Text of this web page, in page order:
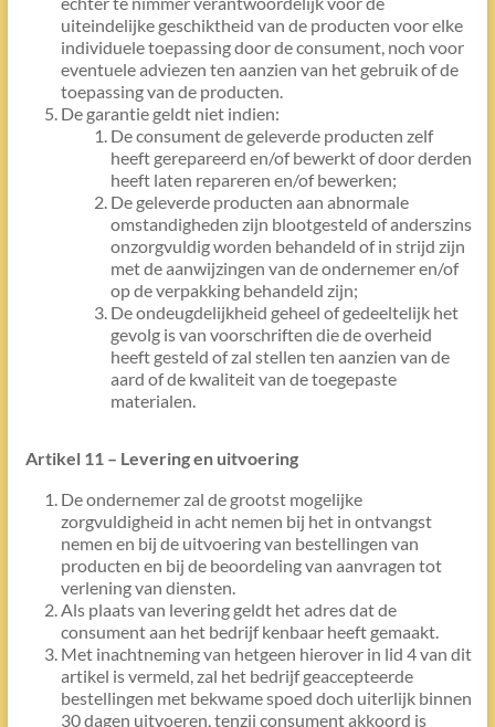
uiteindelijke geschiktheid van de producten voor elke
individuele toepassing door de consument, noch voor
eventuele adviezen ten aanzien van het gebruik of de
toepassing van de producten.
De garantie geldt niet indien:
De consument de geleverde producten zelf
heeft gerepareerd en/of bewerkt of door derden
heeft laten repareren en/of bewerken;
De geleverde producten aan abnormale
omstandigheden zijn blootgesteld of anderszins
onzorgvuldig worden behandeld of in strijd zijn
met de aanwijzingen van de ondernemer en/of
op de verpakking behandeld zijn;
De ondeugdelijkheid geheel of gedeeltelijk het
gevolg is van voorschriften die de overheid
heeft gesteld of zal stellen ten aanzien van de
aard of de kwaliteit van de toegepaste
materialen.
Artikel 11 – Levering en uitvoering
De ondernemer zal de grootst mogelijke
zorgvuldigheid in acht nemen bij het in ontvangst
nemen en bij de uitvoering van bestellingen van
producten en bij de beoordeling van aanvragen tot
verlening van diensten.
Als plaats van levering geldt het adres dat de
consument aan het bedrijf kenbaar heeft gemaakt.
Met inachtneming van hetgeen hierover in lid 4 van dit
artikel is vermeld, zal het bedrijf geaccepteerde
bestellingen met bekwame spoed doch uiterlijk binnen
30 dagen uitvoeren, tenzij consument akkoord is